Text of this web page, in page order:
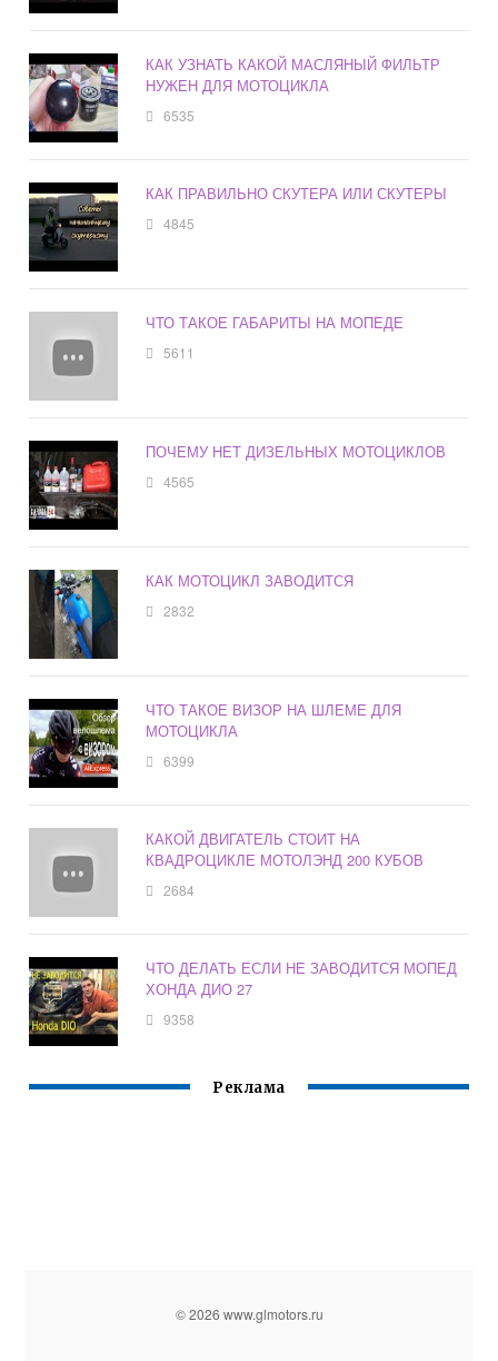
КАК УЗНАТЬ КАКОЙ МАСЛЯНЫЙ ФИЛЬТР
НУЖЕН ДЛЯ МОТОЦИКЛА
6535
КАК ПРАВИЛЬНО СКУТЕРА ИЛИ СКУТЕРЫ
4845
ЧТО ТАКОЕ ГАБАРИТЫ НА МОПЕДЕ
5611
ПОЧЕМУ НЕТ ДИЗЕЛЬНЫХ МОТОЦИКЛОВ
4565
КАК МОТОЦИКЛ ЗАВОДИТСЯ
2832
ЧТО ТАКОЕ ВИЗОР НА ШЛЕМЕ ДЛЯ
МОТОЦИКЛА
6399
КАКОЙ ДВИГАТЕЛЬ СТОИТ НА
КВАДРОЦИКЛЕ МОТОЛЭНД 200 КУБОВ
2684
ЧТО ДЕЛАТЬ ЕСЛИ НЕ ЗАВОДИТСЯ МОПЕД
ХОНДА ДИО 27
9358
Реклама
© 2026 www.glmotors.ru